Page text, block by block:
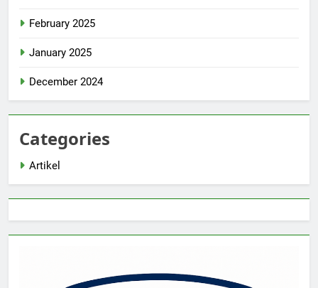
February 2025
January 2025
December 2024
Categories
Artikel